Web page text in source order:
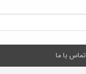
تماس با ما